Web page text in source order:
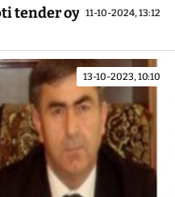
11-10-2024, 13:12
tender oyunu-
13-10-2023, 10:10